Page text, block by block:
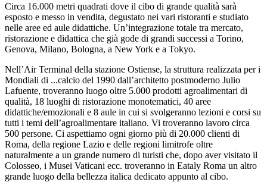
Circa 16.000 metri quadrati dove il cibo di grande qualità sarà
esposto e messo in vendita, degustato nei vari ristoranti e studiato
nelle aree ed aule didattiche. Un’integrazione totale tra mercato,
ristorazione e didattica che già gode di grandi successi a Torino,
Genova, Milano, Bologna, a New York e a Tokyo.
Nell’Air Terminal della stazione Ostiense, la struttura realizzata per i
Mondiali di ...calcio del 1990 dall’architetto postmoderno Julio
Lafuente, troveranno luogo oltre 5.000 prodotti agroalimentari di
qualità, 18 luoghi di ristorazione monotematici, 40 aree
didattiche/emozionali e 8 aule in cui si svolgeranno lezioni e corsi su
tutti i temi dell’agroalimentare italiano. Vi troveranno lavoro circa
500 persone. Ci aspettiamo ogni giorno più di 20.000 clienti di
Roma, della regione Lazio e delle regioni limitrofe oltre
naturalmente a un grande numero di turisti che, dopo aver visitato il
Colosseo, i Musei Vaticani ecc. troveranno in Eataly Roma un altro
grande luogo della bellezza italica dedicato appunto al cibo.